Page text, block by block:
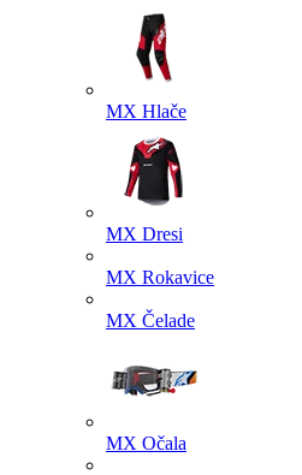
MX Hlače
MX Dresi
MX Rokavice
MX Čelade
MX Očala